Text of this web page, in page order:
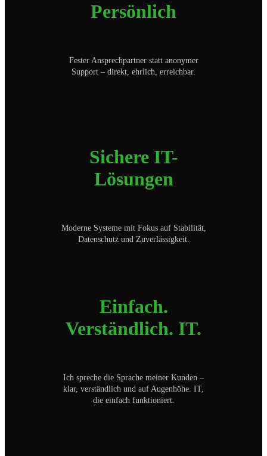
Persönlich
Fester Ansprechpartner statt anonymer
Support – direkt, ehrlich, erreichbar.
Sichere IT-
Lösungen
Moderne Systeme mit Fokus auf Stabilität,
Datenschutz und Zuverlässigkeit.
Einfach.
Verständlich. IT.
Ich spreche die Sprache meiner Kunden –
klar, verständlich und auf Augenhöhe. IT,
die einfach funktioniert.